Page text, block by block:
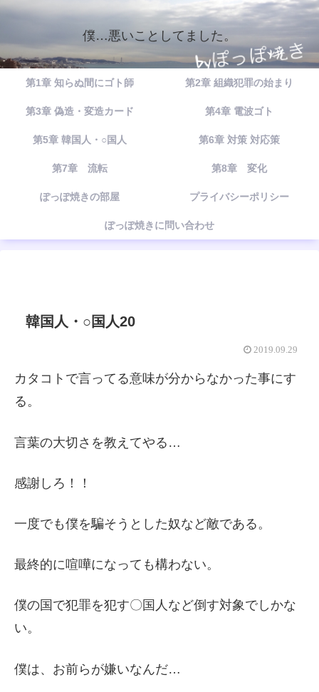
僕…悪いことしてました。
第1章 知らぬ間にゴト師 第2章 組織犯罪の始まり
第3章 偽造・変造カード 第4章 電波ゴト
第5章 韓国人・○国人 第6章 対策 対応策
第7章 流転 第8章 変化
ぽっぽ焼きの部屋 プライバシーポリシー
ぽっぽ焼きに問い合わせ
韓国人・○国人20
2019.09.29
カタコトで言ってる意味が分からなかった事にす
る。
言葉の大切さを教えてやる…
感謝しろ！！
一度でも僕を騙そうとした奴など敵である。
最終的に喧嘩になっても構わない。
僕の国で犯罪を犯す〇国人など倒す対象でしかな
い。
僕は、お前らが嫌いなんだ…